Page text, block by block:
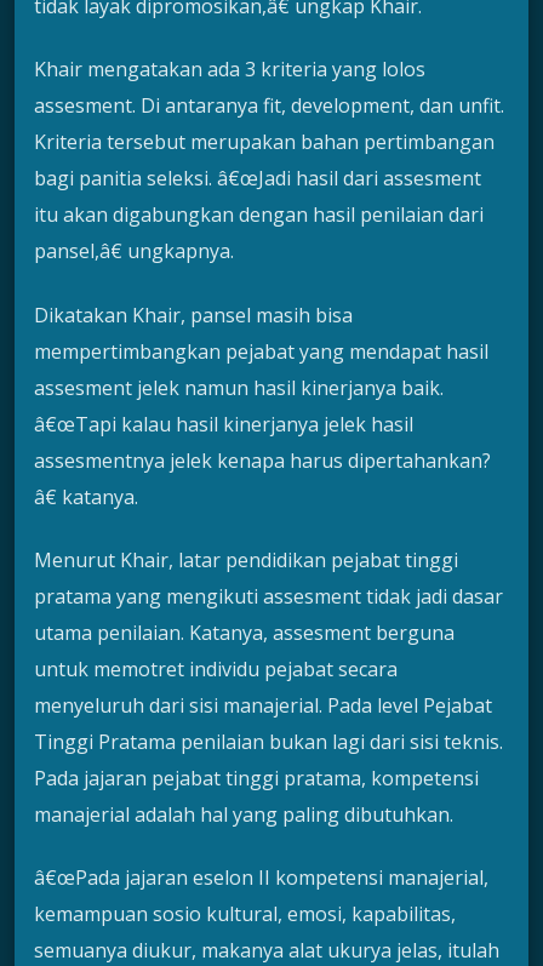
tidak layak dipromosikan,â€ ungkap Khair.
Khair mengatakan ada 3 kriteria yang lolos
assesment. Di antaranya fit, development, dan unfit.
Kriteria tersebut merupakan bahan pertimbangan
bagi panitia seleksi. â€œJadi hasil dari assesment
itu akan digabungkan dengan hasil penilaian dari
pansel,â€ ungkapnya.
Dikatakan Khair, pansel masih bisa
mempertimbangkan pejabat yang mendapat hasil
assesment jelek namun hasil kinerjanya baik.
â€œTapi kalau hasil kinerjanya jelek hasil
assesmentnya jelek kenapa harus dipertahankan?
â€ katanya.
Menurut Khair, latar pendidikan pejabat tinggi
pratama yang mengikuti assesment tidak jadi dasar
utama penilaian. Katanya, assesment berguna
untuk memotret individu pejabat secara
menyeluruh dari sisi manajerial. Pada level Pejabat
Tinggi Pratama penilaian bukan lagi dari sisi teknis.
Pada jajaran pejabat tinggi pratama, kompetensi
manajerial adalah hal yang paling dibutuhkan.
â€œPada jajaran eselon II kompetensi manajerial,
kemampuan sosio kultural, emosi, kapabilitas,
semuanya diukur, makanya alat ukurya jelas, itulah